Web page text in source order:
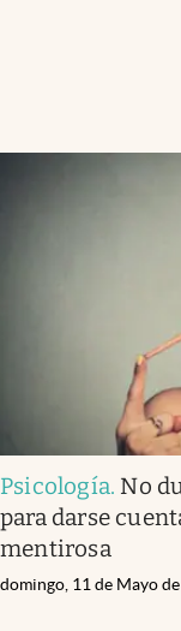
Psicología. No
para darse
mentirosa
domingo, 11 de Mayo